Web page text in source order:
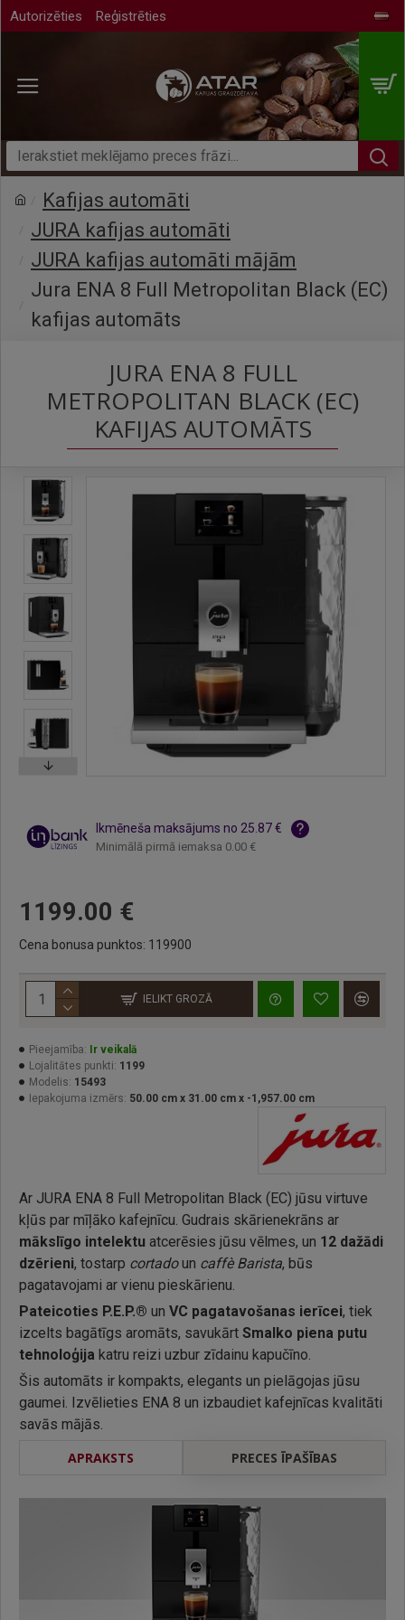
Autorizēties Reģistrēties
Kafijas automāti
JURA kafijas automāti
JURA kafijas automāti mājām
Jura ENA 8 Full Metropolitan Black (EC)
kafijas automāts
JURA ENA 8 FULL
METROPOLITAN BLACK (EC)
KAFIJAS AUTOMĀTS
Pieejamība:
Ir veikalā
Lojalitātes punkti: 1199
Modelis: 15493
Iepakojuma izmērs: 50.00 cm x 31.00 cm x -1,957.00 cm
1199.00 €
Cena bonusa punktos: 119900
Ikmēneša maksājums no 25.87 €
Minimālā pirmā iemaksa 0.00 €
IELIKT GROZĀ
Ar JURA ENA 8 Full Metropolitan Black (EC) jūsu virtuve
kļūs par mīļāko kafejnīcu. Gudrais skārienekrāns ar
mākslīgo intelektu atcerēsies jūsu vēlmes, un 12 dažādi
dzērieni, tostarp cortadoun caffè Barista, būs
pagatavojami ar vienu pieskārienu.
Pateicoties P.E.P.® un VC pagatavošanas ierīcei, tiek
izcelts bagātīgs aromāts, savukārt Smalko piena putu
tehnoloģija katru reizi uzbur zīdainu kapučīno.
Šis automāts ir kompakts, elegants un pielāgojas jūsu
gaumei. Izvēlieties ENA 8 un izbaudiet kafejnīcas kvalitāti
savās mājās.
APRAKSTS
PRECES ĪPAŠĪBAS